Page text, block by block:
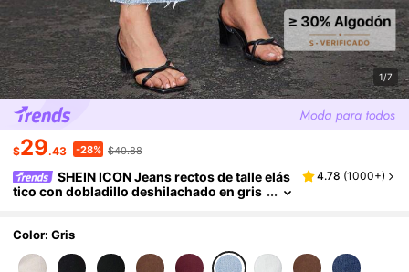
1/7
$29.43 -28% $40.88
SHEIN ICON Jeans rectos de talle elás
tico con dobladillo deshilachado en gris
4.78 (1000+)
Color: Gris